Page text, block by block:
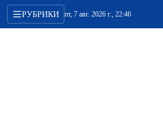
РУБРИКИ пт, 7 авг. 2026 г., 22:46